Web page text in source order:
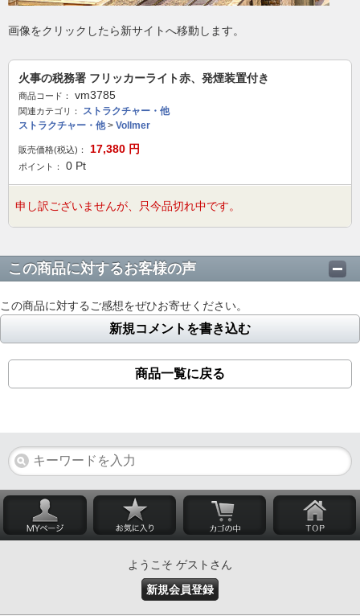
画像をクリックしたら新サイトへ移動します。
火事の税務署 フリッカーライト赤、発煙装置付き
商品コード： vm3785
関連カテゴリ：
ストラクチャー・他
ストラクチャー・他> Vollmer
販売価格(税込)： 17,380 円
ポイント： 0 Pt
申し訳ございませんが、只今品切れ中です。
この商品に対するお客様の声
この商品に対するご感想をぜひお寄せください。
新規コメントを書き込む
商品一覧に戻る
ようこそ ゲストさん
新規会員登録